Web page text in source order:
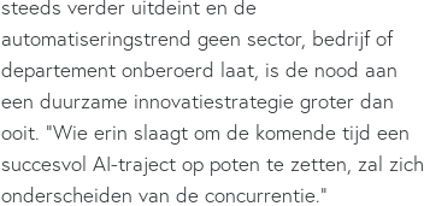
steeds verder uitdeint en de
automatiseringstrend geen sector, bedrijf of
departement onberoerd laat, is de nood aan
een duurzame innovatiestrategie groter dan
ooit. “Wie erin slaagt om de komende tijd een
succesvol AI-traject op poten te zetten, zal zich
onderscheiden van de concurrentie.”